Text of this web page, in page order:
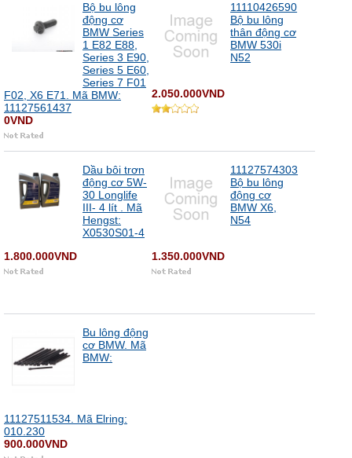
Bộ bu lông
động cơ
BMW Series
1 E82 E88,
Series 3 E90,
Series 5 E60,
Series 7 F01
F02, X6 E71. Mã BMW:
11127561437
0VND
11110426590
Bộ bu lông
thân động cơ
BMW 530i
N52
2.050.000VND
Dầu bôi trơn
động cơ 5W-
30 Longlife
III- 4 lít . Mã
Hengst:
X0530S01-4
1.800.000VND
11127574303
Bộ bu lông
động cơ
BMW X6,
N54
1.350.000VND
Bu lông động
cơ BMW. Mã
BMW:
11127511534. Mã Elring:
010.230
900.000VND